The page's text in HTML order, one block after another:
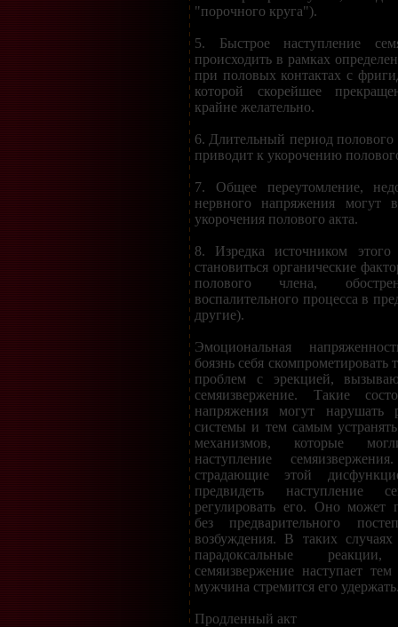
"порочного круга").
5. Быстрое наступление
происходить в рамках
при половых контактах с
которой скорейшее
крайне желательно.
6. Длительный период
приводит к укорочению
7. Общее переутомление,
нервного напряжения могут
укорочения полового акта.
8. Изредка источником этого
становиться органические
полового члена,
воспалительного процесса в
другие).
Эмоциональная
боязнь себя скомпрометировать
проблем с эрекцией,
семяизвержение. Такие
напряжения могут нарушать
системы и тем самым
механизмов, которые
наступление
страдающие этой
предвидеть наступление
регулировать его. Оно может
без предварительного
возбуждения. В таких
парадоксальные
семяизвержение наступает
мужчина стремится его
Продленный акт